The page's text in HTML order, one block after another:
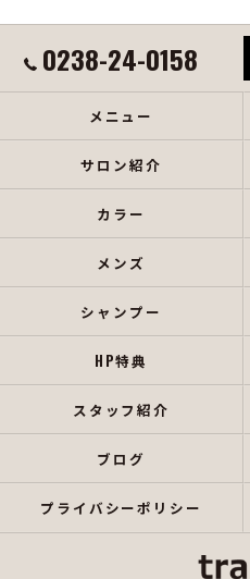
0238-24-0158
メニュー
サロン紹介
カラー
メンズ
シャンプー
HP特典
スタッフ紹介
ブログ
プライバシーポリシー